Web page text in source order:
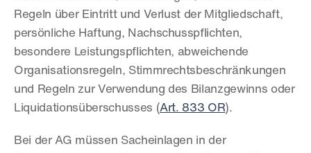
Regeln über Eintritt und Verlust der Mitgliedschaft,
persönliche Haftung, Nachschusspflichten,
besondere Leistungspflichten, abweichende
Organisationsregeln, Stimmrechtsbeschränkungen
und Regeln zur Verwendung des Bilanzgewinns oder
Liquidationsüberschusses (Art. 833 OR).
Bei der AG müssen Sacheinlagen in der